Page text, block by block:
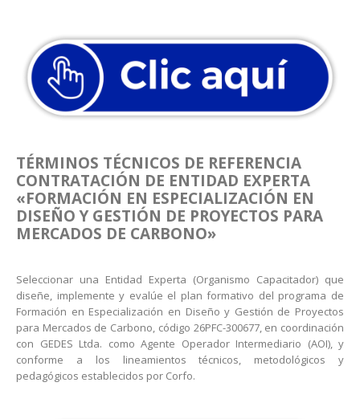
TÉRMINOS TÉCNICOS DE REFERENCIA
CONTRATACIÓN DE ENTIDAD EXPERTA
«FORMACIÓN EN ESPECIALIZACIÓN EN
DISEÑO Y GESTIÓN DE PROYECTOS PARA
MERCADOS DE CARBONO»
Seleccionar una Entidad Experta (Organismo Capacitador) que
diseñe, implemente y evalúe el plan formativo del programa de
Formación en Especialización en Diseño y Gestión de Proyectos
para Mercados de Carbono, código 26PFC-300677, en coordinación
con GEDES Ltda. como Agente Operador Intermediario (AOI), y
conforme a los lineamientos técnicos, metodológicos y
pedagógicos establecidos por Corfo.